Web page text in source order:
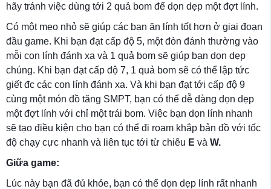
hãy tránh việc dùng tới 2 quả bom để dọn dẹp một đợt lính.
Có một mẹo nhỏ sẽ giúp các bạn ăn lính tốt hơn ở giai đoạn
đầu game. Khi bạn đạt cấp độ 5, một đòn đánh thường vào
mỗi con lính đánh xa và 1 quả bom sẽ giúp bạn dọn dẹp
chúng. Khi bạn đạt cấp độ 7, 1 quả bom sẽ có thể lập tức
giết đc các con lính đánh xa. Và khi bạn đạt tới cấp độ 9
cùng một món đồ tăng SMPT, bạn có thể dễ dàng dọn dẹp
một đợt lính với chỉ một trái bom. Việc bạn dọn lính nhanh
sẽ tạo điều kiện cho bạn có thể đi roam khắp bản đồ với tốc
độ chạy cực nhanh và liên tục tới từ chiêu E và W.
Giữa game:
Lúc này bạn đã đủ khỏe, bạn có thể dọn dẹp lính rất nhanh